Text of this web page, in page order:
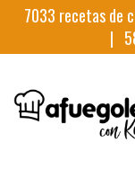
7033 recetas de
|